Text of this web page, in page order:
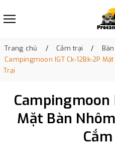
Trang chủ Cắm trại
Campingmoon IGT Ck-12Bk-2P
Trại
Campingmoon
Mặt Bàn